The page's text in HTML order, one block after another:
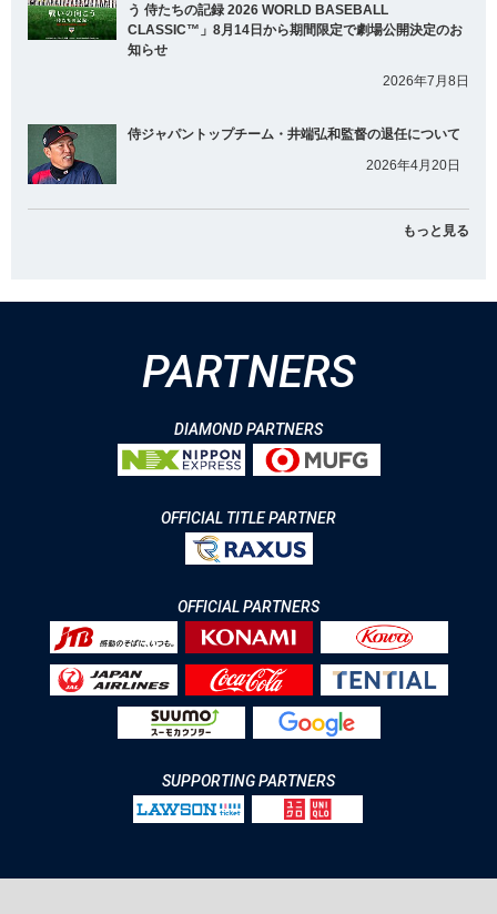
う 侍たちの記録 2026 WORLD BASEBALL
CLASSIC™」8月14日から期間限定で劇場公開決定のお
知らせ
2026年7月8日
侍ジャパントップチーム・井端弘和監督の退任について
2026年4月20日
もっと見る
PARTNERS
DIAMOND PARTNERS
OFFICIAL TITLE PARTNER
OFFICIAL PARTNERS
SUPPORTING PARTNERS